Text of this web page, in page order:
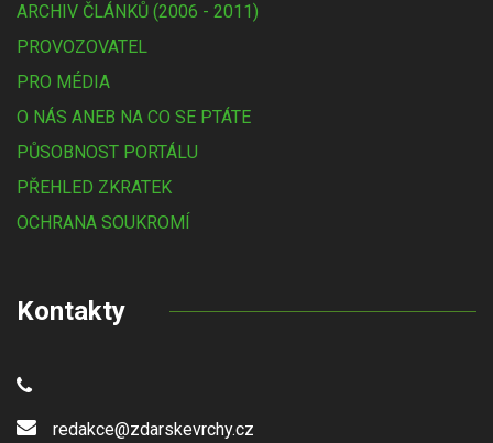
ARCHIV ČLÁNKŮ (2006 - 2011)
PROVOZOVATEL
PRO MÉDIA
O NÁS ANEB NA CO SE PTÁTE
PŮSOBNOST PORTÁLU
PŘEHLED ZKRATEK
OCHRANA SOUKROMÍ
Kontakty
redakce@zdarskevrchy.cz